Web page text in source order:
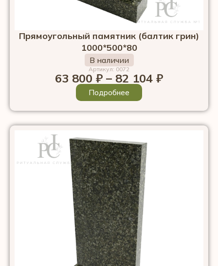
Прямоугольный памятник (балтик грин)
1000*500*80
В наличии
Артикул: 0072
63 800 ₽ – 82 104 ₽
Подробнее